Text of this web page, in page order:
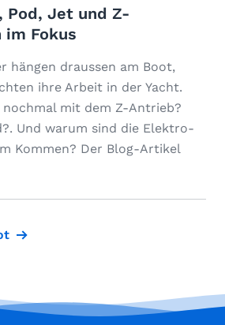
Pod, Jet und Z-
im Fokus
hängen draussen am Boot,
ihre Arbeit in der Yacht.
nochmal mit dem Z-Antrieb?
Und warum sind die Elektro-
Kommen? Der Blog-Artikel